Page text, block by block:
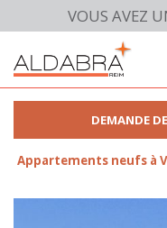
VOUS AVEZ
DEMANDE
Appartements neufs à